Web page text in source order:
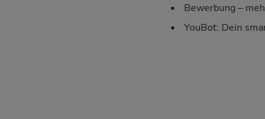
Bewerbung –
YouBot: Dein